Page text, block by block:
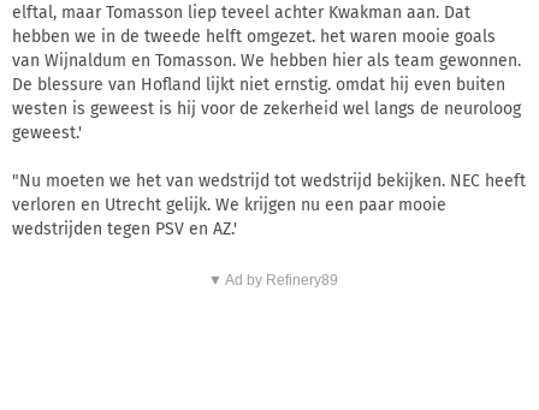
elftal, maar Tomasson liep teveel achter Kwakman aan. Dat
hebben we in de tweede helft omgezet. het waren mooie goals
van Wijnaldum en Tomasson. We hebben hier als team gewonnen.
De blessure van Hofland lijkt niet ernstig. omdat hij even buiten
westen is geweest is hij voor de zekerheid wel langs de neuroloog
geweest.'
"Nu moeten we het van wedstrijd tot wedstrijd bekijken. NEC heeft
verloren en Utrecht gelijk. We krijgen nu een paar mooie
wedstrijden tegen PSV en AZ.'
▼ Ad by Refinery89